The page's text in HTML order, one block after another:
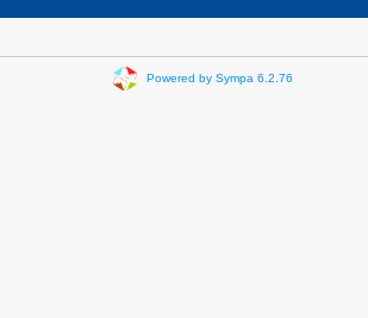
Powered by Sympa 6.2.76